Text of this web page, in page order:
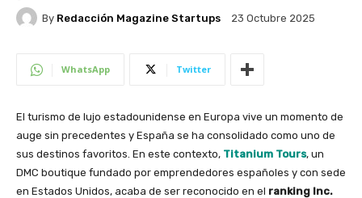
By Redacción Magazine Startups 23 Octubre 2025
WhatsApp Twitter
El turismo de lujo estadounidense en Europa vive un momento de
auge sin precedentes y España se ha consolidado como uno de
sus destinos favoritos. En este contexto, Titanium Tours, un
DMC boutique fundado por emprendedores españoles y con sede
en Estados Unidos, acaba de ser reconocido en el ranking Inc.